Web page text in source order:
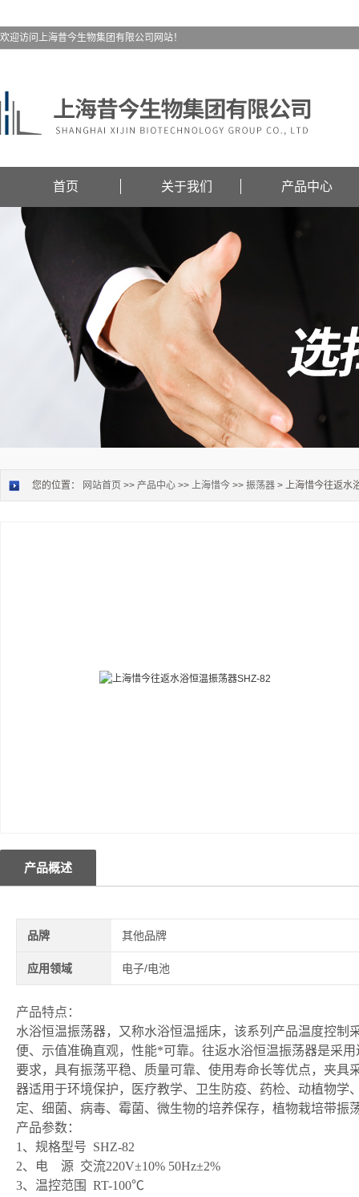
欢迎访问上海昔今生物集团有限公司网站！
首页 关于我们 产品中心
您的位置： 网站首页 >> 产品中心 >> 上海惜今 >> 振荡器 > 上海惜今往返水
产品概述
品牌 其他品牌
应用领域 电子/电池
产品特点：
水浴恒温振荡器，又称水浴恒温摇床，该系列产品温度控
便、示值准确直观，性能*可靠。往返水浴恒温振荡器是采
要求，具有振荡平稳、质量可靠、使用寿命长等优点，夹
器适用于环境保护，医疗教学、卫生防疫、药检、动植物
定、细菌、病毒、霉菌、微生物的培养保存，植物栽培带振
产品参数：
1、规格型号 SHZ-82
2、电 源 交流220V±10% 50Hz±2%
3、温控范围 RT-100℃